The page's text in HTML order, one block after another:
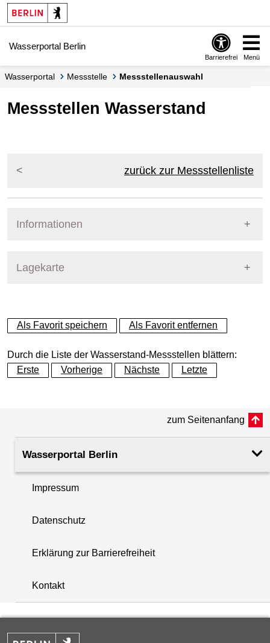
Springe zur Navigation
Springe zum Inhalt
Wasserportal Berlin
Barrierefrei Menü
Wasserportal Messstelle Messstellenauswahl
Messstellen Wasserstand
zurück zur Messstellenliste
Informationen
Lagekarte
+
−
+
−
Als Favorit speichern Als Favorit entfernen
Durch die Liste der Wasserstand-Messstellen blättern:
Erste
Vorherige Nächste Letzte
zum Seitenanfang
Wasserportal Berlin
Impressum
Datenschutz
Erklärung zur Barrierefreiheit
Kontakt